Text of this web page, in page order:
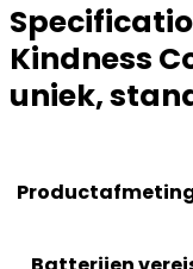
Kindness
uniek,